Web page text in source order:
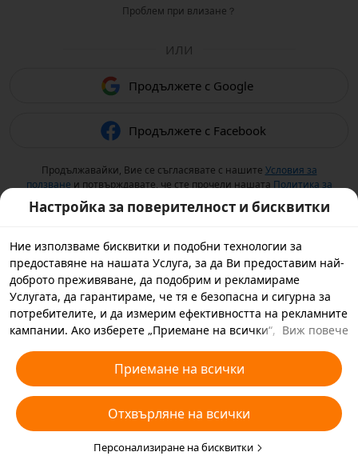
Проблем при влизане？
ИЛИ
Продължете с Google
Продължете с Facebook
Продължавайки, Вие се съгласявате с нашите Условия за
ползване и потвърждавате, че сте прочели нашата Политика за
Настройка за поверителност и бисквитки
Ние използваме бисквитки и подобни технологии за
предоставяне на нашата Услуга, за да Ви предоставим най-
доброто преживяване, да подобрим и рекламираме
Услугата, да гарантираме, че тя е безопасна и сигурна за
потребителите, и да измерим ефективността на рекламните
кампании. Ако изберете „Приемане на всички“, Вие се
съхраняваме бисквитки и подобни технологии на Вашето
устройство за рекламни цели. Можете да изберете също
„Отхвърляне на всички“ за незадължителните бисквитки
или да изберете кои видове бисквитки искате да приемете
или дезактивирате, като кликнете върху „Персонализиране
на бисквитките“ по-долу или по всяко време в настройките
Виж повече
Приемане на всички
Отхвърляне на всички
Персонализиране на бисквитки